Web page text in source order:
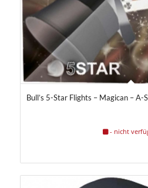
Bull’s 5-Star Flights – Magican – A-
- nicht